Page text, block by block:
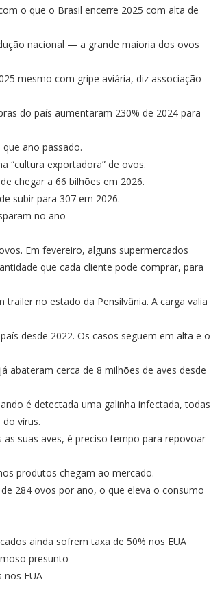
o que o Brasil encerre 2025 com alta de
nacional — a grande maioria dos ovos
mesmo com gripe aviária, diz associação
do país aumentaram 230% de 2024 para
ano passado.
“cultura exportadora” de ovos.
chegar a 66 bilhões em 2026.
subir para 307 em 2026.
no ano
Em fevereiro, alguns supermercados
que cada cliente pode comprar, para
no estado da Pensilvânia. A carga valia
desde 2022. Os casos seguem em alta e o
abateram cerca de 8 milhões de aves desde
é detectada uma galinha infectada, todas
vírus.
suas aves, é preciso tempo para repovoar
produtos chegam ao mercado.
284 ovos por ano, o que eleva o consumo
ainda sofrem taxa de 50% nos EUA
presunto
nos EUA